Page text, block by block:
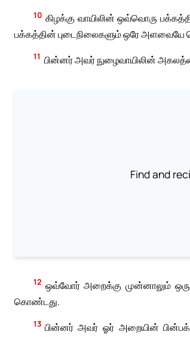
10 கிழக்கு வாயிலின் ஒவ்வொரு
பக்கத்தின் புடைநிலைகளும் ஒரே
11 பின்னர் அவர் நுழைவாயிலின்
Find and
12 ஒவ்வோர் அறைக்கு முன்னாலும் ஒரு
கொண்டது.
13 பின்னர் அவர் ஓர் அறையின்